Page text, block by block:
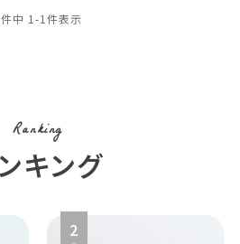
件中 1 -1 件表示
Ranking
キング